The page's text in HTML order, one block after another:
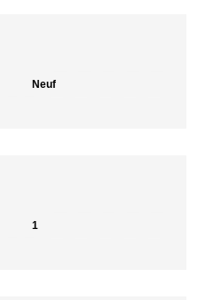
Neuf
1